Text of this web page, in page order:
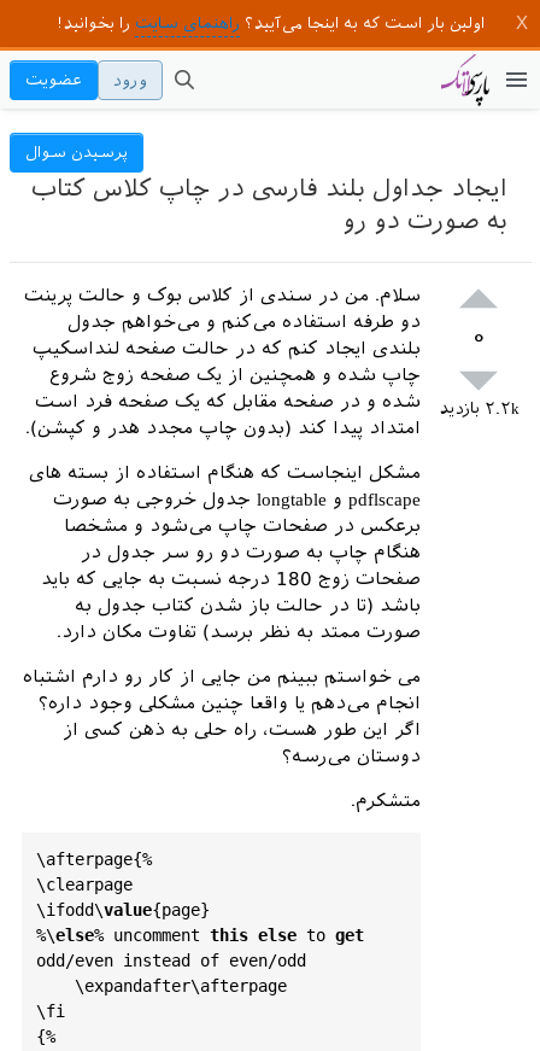
اولین بار است که به اینجا می‌آیید؟ راهنمای سایت را بخوانید!
ورود عضویت
ایجاد جداول بلند فارسی در چاپ کلاس کتاب
به صورت دو رو
پرسیدن سوال
۰
۲.۲k بازدید
سلام. من در سندی از کلاس بوک و حالت پرینت
دو طرفه استفاده می‌کنم و می‌خواهم جدول
بلندی ایجاد کنم که در حالت صفحه لنداسکیپ
چاپ شده و همچنین از یک صفحه زوج شروع
شده و در صفحه مقابل که یک صفحه فرد است
امتداد پیدا کند (بدون چاپ مجدد هدر و کپشن).
مشکل اینجاست که هنگام استفاده از بسته های
pdflscape و longtable جدول خروجی به صورت
برعکس در صفحات چاپ می‌شود و مشخصا
هنگام چاپ به صورت دو رو سر جدول در
صفحات زوج 180 درجه نسبت به جایی که باید
باشد (تا در حالت باز شدن کتاب جدول به
صورت ممتد به نظر برسد) تفاوت مکان دارد.
می خواستم ببینم من جایی از کار رو دارم اشتباه
انجام می‌دهم یا واقعا چنین مشکلی وجود داره؟
اگر این طور هست، راه حلی به ذهن کسی از
دوستان می‌رسه؟
متشکرم.
\afterpage{%
\clearpage
\ifodd\value{page}
%\else% uncomment this else to get
odd/even instead of even/odd
\fi
{%